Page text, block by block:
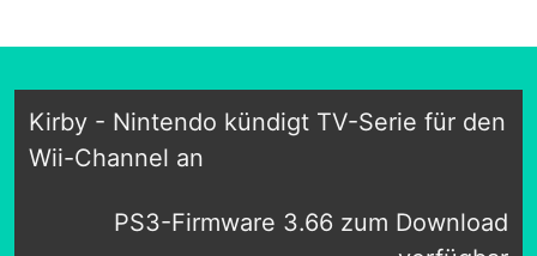
Kirby - Nintendo kündigt TV-Serie für den
Wii-Channel an
PS3-Firmware 3.66 zum Download